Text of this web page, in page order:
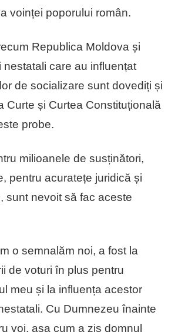
voinței poporului român.
Republica Moldova și
nestatali care au influențat
de socializare sunt dovediți și
Curte și Curtea Constituțională
probe.
milioanele de susținători,
pentru acuratețe juridică și
sunt nevoit să fac aceste
o semnalăm noi, a fost la
de voturi în plus pentru
meu și la influența acestor
Cu Dumnezeu înainte
voi, așa cum a zis domnul